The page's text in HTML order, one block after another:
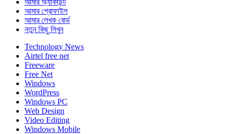
আমার অ্যাকাউন্ট
আমার প্রোফাইল
আমার লেখক বোর্ড
নতুন কিছু লিখুন
Technology News
Airtel free net
Freeware
Free Net
Windows
WordPress
Windows PC
Web Design
Video Editing
Windows Mobile